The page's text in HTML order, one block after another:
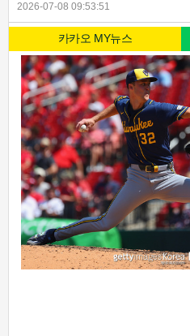
2026-07-08 09:53:51
카카오 MY뉴스